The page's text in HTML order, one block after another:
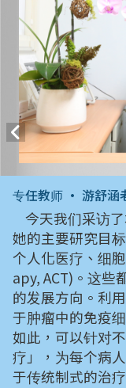
专任教师 • 游舒涵
今天我们采访
她的主要研究目
个人化医疗、细
apy, ACT)。这些
的发展方向。利
于肿瘤中的免疫
如此，可以针对
疗」，为每个病
于传统制式的治